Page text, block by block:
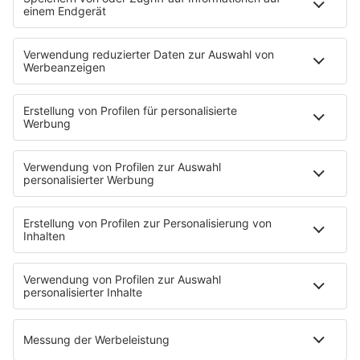
Neues Netzwerk für humanoide Robotik
entsteht
Die IHK Reutlingen baut ein neues Netzwerk für
humanoide Robotik in der Region auf. Ziel ist es,
Unternehmen, Forschung und Start-ups enger zu
verbinden und Innovationen sichtbarer zu machen. …